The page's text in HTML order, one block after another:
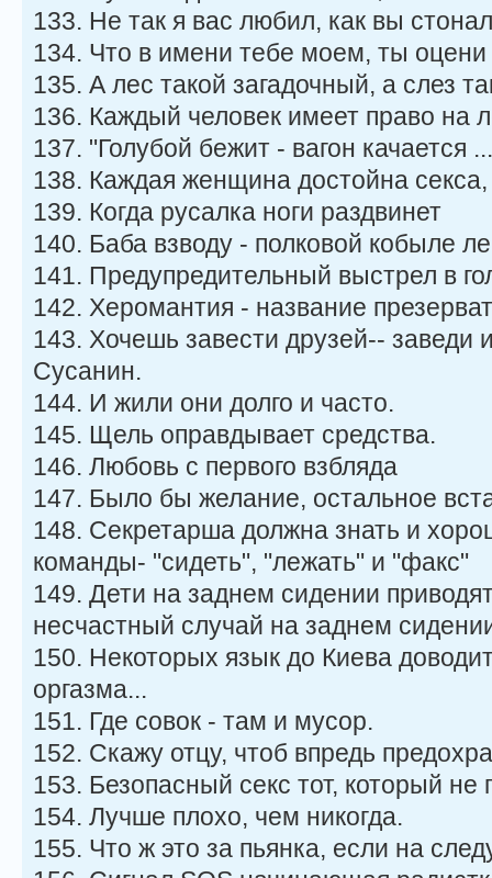
133. Не так я вас любил, как вы
134. Что в имени тебе моем, ты оцени
135. А лес такой загадочный, а слез
136. Каждый человек имеет право на
137. "Голубой бежит - вагон качается
138. Каждая женщина достойна
139. Когда русалка ноги раздвинет
140. Баба взводу - полковой кобыле
141. Предупредительный выстрел в
142. Херомантия - название
143. Хочешь завести друзей-- заведи
Сусанин.
144. И жили они долго и часто.
145. Щель оправдывает средства.
146. Любовь с первого взбляда
147. Было бы желание, остальное
148. Секретарша должна знать и
команды- "сидеть", "лежать" и "факс"
149. Дети на заднем сидении
несчастный случай на заднем
150. Некоторых язык до Киева
оргазма...
151. Где совок - там и мусор.
152. Скажу отцу, чтоб впредь
153. Безопасный секс тот, который не
154. Лучше плохо, чем никогда.
155. Что ж это за пьянка, если на